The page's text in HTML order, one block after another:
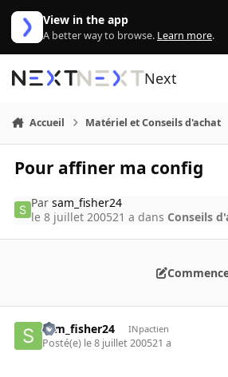
Aller au contenu
View in the app
A better way to browse. Learn more.
Next
Accueil Matériel et Conseils d'achat
Pour affiner ma config
Parsam_fisher24
le 8 juillet 200521 a dans Conseils
sam_fisher24 INpactien
Posté(e) le 8 juillet 200521 a